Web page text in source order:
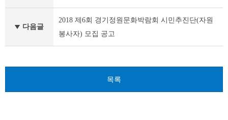
음
다음글
2018 제6회 경기정원문화박람회 시민추진단(자원
봉사자) 모집 공고
목록